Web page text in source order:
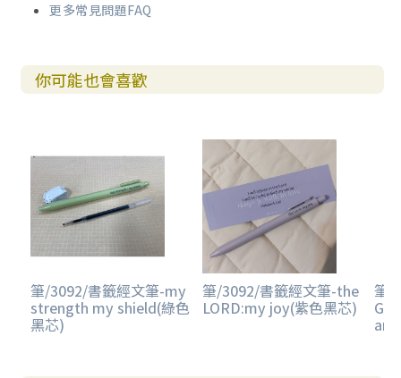
更多常見問題FAQ
你可能也會喜歡
筆/3092/書籤經文筆-my
strength my shield(綠色
黑芯)
筆/3092/書籤經文筆-the
LORD:my joy(紫色黑芯)
筆/